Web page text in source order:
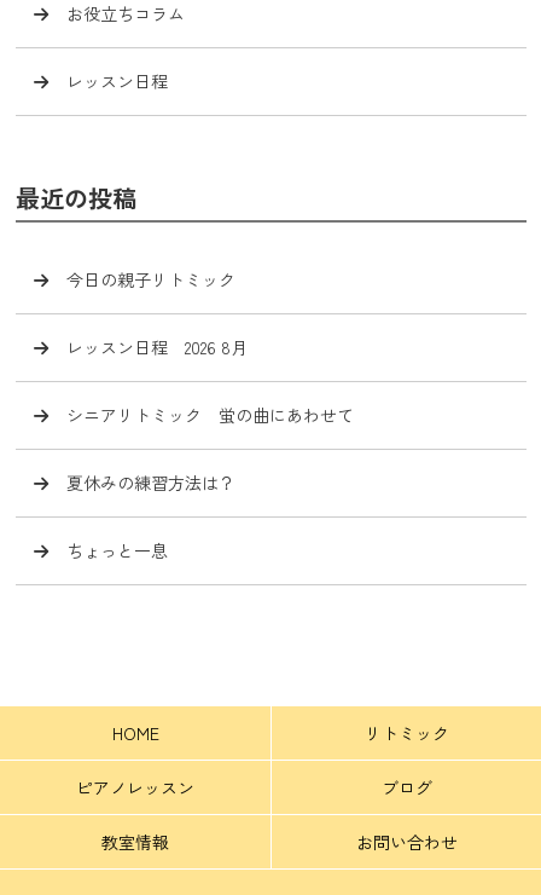
お役立ちコラム
レッスン日程
最近の投稿
今日の親子リトミック
レッスン日程 2026 8月
シニアリトミック 蛍の曲にあわせて
夏休みの練習方法は？
ちょっと一息
HOME リトミック
ピアノレッスン ブログ
教室情報 お問い合わせ